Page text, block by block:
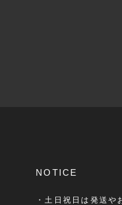
NOTICE
・土日祝日は発送